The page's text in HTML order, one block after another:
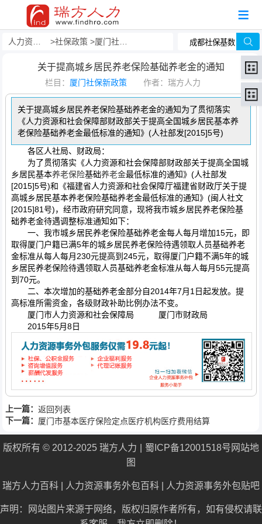
社保政策 厦门社保新政策
关于提高城乡居民养老保险基础养老金的通知
栏目： 厦门社保新政策 作者：瑞方人力
关于提高城乡居民养老保险基础养老金的通知为了贯彻落实
《人力资源和社会保障部财政部关于提高全国城乡居民基本养
老保险基础养老金最低标准的通知》(人社部发[2015]5号)
各区人社局、财政局：
为了贯彻落实《人力资源和社会保障部财政部关于提高全国城
乡居民基本养老保险基础养老金最低标准的通知》(人社部发
[2015]5号)和《福建省人力资源和社会保障厅福建省财政厅关于提
高城乡居民基本养老保险基础养老金最低标准的通知》(闽人社文
[2015]81号)，经市政府研究同意，现将我市城乡居民养老保险基
础养老金待遇调整标准通知如下：
一、我市城乡居民养老保险基础养老金每人每月增加15元，即
取得厦门户籍已满5年的城乡居民养老保险待遇领取人员基础养老
金标准从每人每月230元提高到245元，取得厦门户籍不满5年的城
乡居民养老保险待遇领取人员基础养老金标准从每人每月55元提高
到70元。
二、本次增加的基础养老金部分自2014年7月1日起发放。提
高标准所需资金，各级财政补助比例办法不变。
厦门市人力资源和社会保障局 厦门市财政局
2015年5月8日
上一篇： 返回列表
下一篇： 厦门市基本医疗保险定点医疗机构医疗费用结算
办法
版权所有 © 2012-2025 瑞方人力 蜀ICP备12001518号 网站地
图
瑞方人力百科 人力资源事务外包百科 人力资源事务外包贴吧
声明：网站图片来源于网络，版权归原作者所有，如有侵权请联